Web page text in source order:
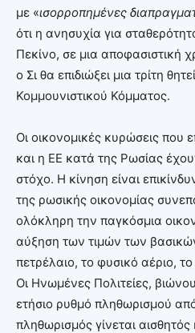
με «ισορροπημένες
ότι η ανησυχία για
Πεκίνο, σε μια αποφασιστική
ο Σι θα επιδιώξει μια τρίτη
Κομμουνιστικού Κόμματος.
Οι οικονομικές κυρώσεις που
και η ΕΕ κατά της Ρωσίας
στόχο. Η κίνηση είναι
της ρωσικής οικονομίας
ολόκληρη την παγκόσμια
αύξηση των τιμών των
πετρέλαιο, το φυσικό αέριο,
Οι Ηνωμένες Πολιτείες,
ετήσιο ρυθμό πληθωρισμού
πληθωρισμός γίνεται